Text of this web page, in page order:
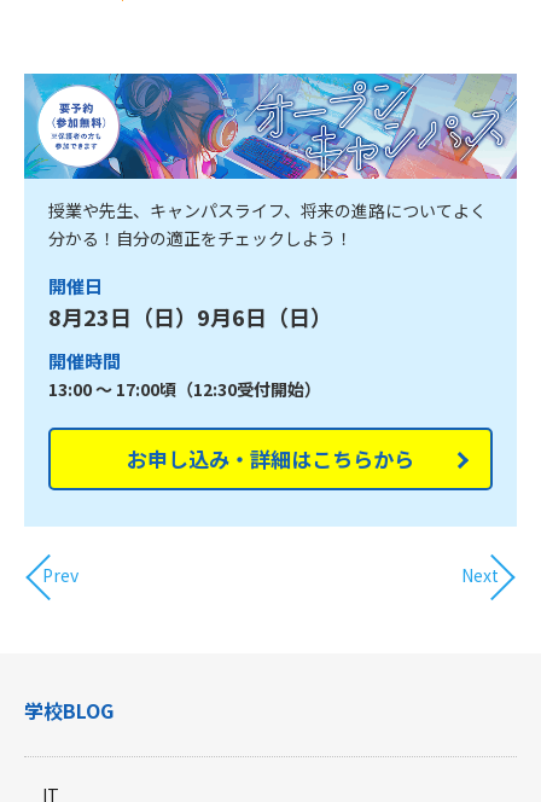
授業や先生、キャンパスライフ、将来の進路についてよく
分かる！自分の適正をチェックしよう！
開催日
8月23日（日）9月6日（日）
開催時間
13:00 ～ 17:00頃（12:30受付開始）
お申し込み・詳細はこちらから
Prev Next
学校BLOG
IT